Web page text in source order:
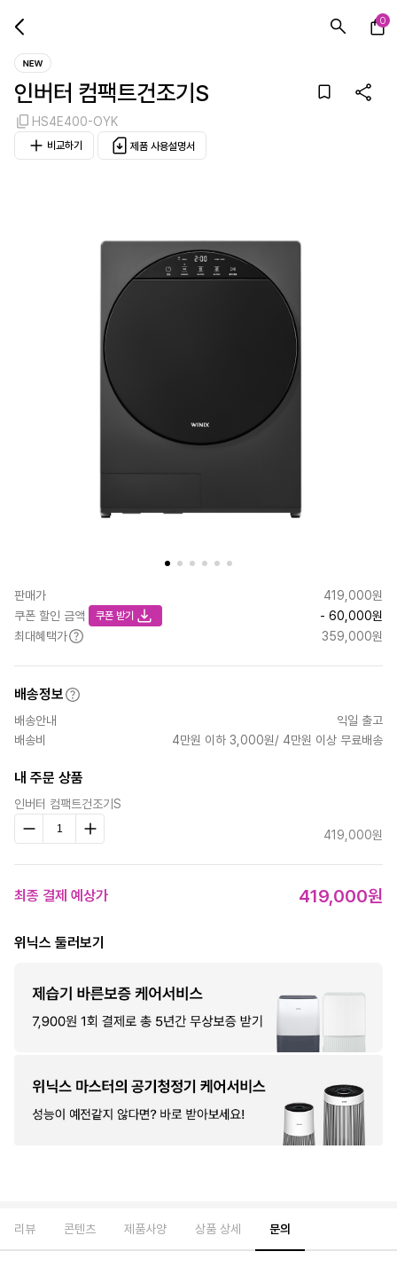
0
인버터 컴팩트건조기S
HS4E400-OYK
비교하기 제품 사용설명서
판매가
419,000원
쿠폰 할인 금액
쿠폰 받기
- 60,000원
최대혜택가
359,000원
배송정보
배송안내
익일 출고
배송비
4만원 이하 3,000원/ 4만원 이상 무료배송
내 주문 상품
인버터 컴팩트건조기S
419,000원
최종 결제 예상가 419,000원
위닉스 둘러보기
리뷰 콘텐츠 제품사양 상품 상세 문의